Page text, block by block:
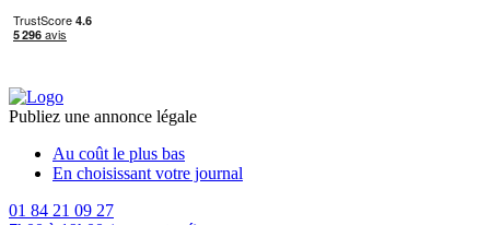
Publiez une annonce légale
Au coût le plus bas
En choisissant votre journal
01 84 21 09 27